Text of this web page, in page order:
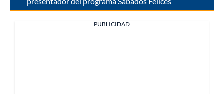
PUBLICIDAD